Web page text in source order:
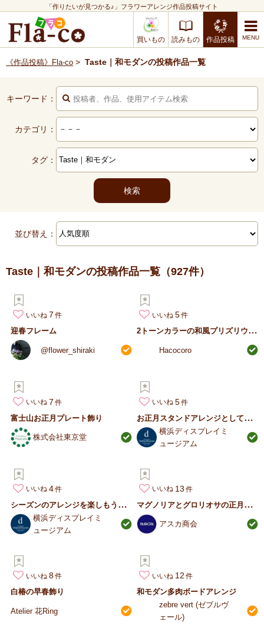
「作りたいが見つかる♪」フラワーアレンジ作品投稿サイト
買いもの 読みもの 作品投稿
《作品投稿》Fla-co > Taste｜和モダンの投稿作品一覧
キーワード：
カテゴリ：
タグ：
並び替え：
Taste｜和モダンの投稿作品一覧 （927件）
いいね 7
迎春フレーム
@flower_shiraki
いいね 5
2
トーンカラーの和風プリズリウムアレンジ
Hacocoro
いいね 7
富士山お正月プレート飾り
株式会社東京堂
いいね 5
横浜ディスプレイミ
ュージアム
いいね 4
シ
ーズンのアレンジを楽しもう！お正月鏡もちと扇飾りの首飾り
横浜ディスプレイミ
ュージアム
いいね 13
マ
グノリアとグロリオサの正月アレンジ
アスカ商会
いいね 8
白椿の早春飾り
Atelier 花Ring
いいね 12
和モダン多肉ボードアレンジ
zebre vert (ゼブルヴ
ェール)